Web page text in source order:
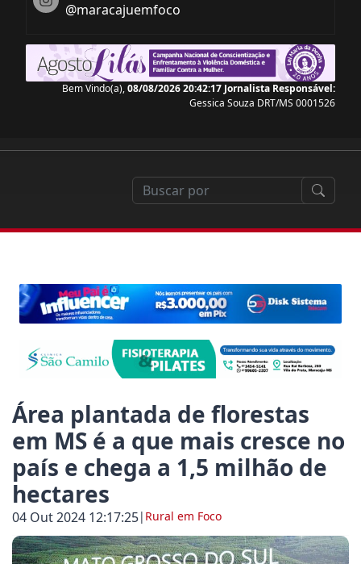
Instagram
@maracajuemfoco
Bem Vindo(a),08/08/2026 20:42:18 Jornalista Responsável:
Gessica Souza DRT/MS 0001526
nada com a reforma tributária que começa em
destaca a importância cultural e turística da
inicia ações de conscientização e
amplia acesso ao planejamento familiar e
Maracaju registra 50º acidente de trânsito no
Área plantada de florestas
em MS é a que mais cresce no
país e chega a 1,5 milhão de
hectares
04 Out 2024 12:17:25| Rural em Foco